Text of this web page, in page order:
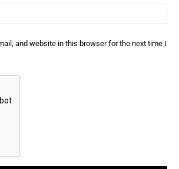
and website in this browser for the next time I